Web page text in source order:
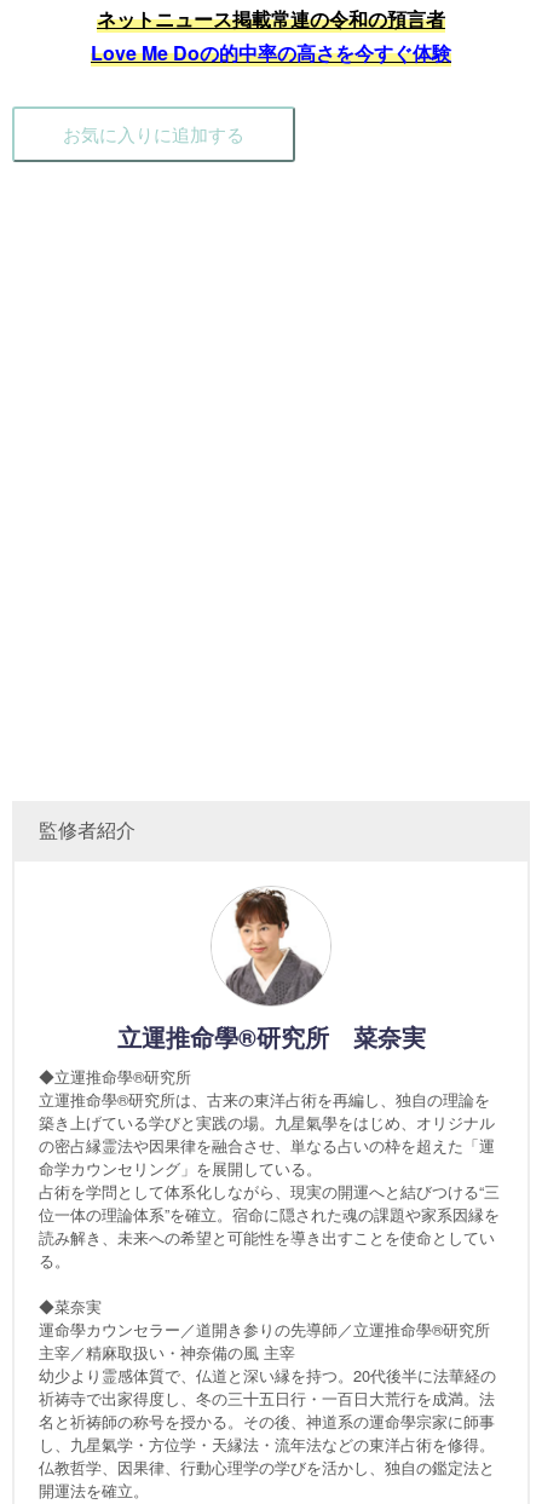
ネットニュース掲載常連の令和の預言者
Love Me Doの的中率の高さを今すぐ体験
お気に入りに追加する
監修者紹介
立運推命學®研究所 菜奈実
◆立運推命學®研究所
立運推命學®研究所は、古来の東洋占術を再編し、独自の理論を
築き上げている学びと実践の場。九星氣學をはじめ、オリジナル
の密占縁霊法や因果律を融合させ、単なる占いの枠を超えた「運
命学カウンセリング」を展開している。
占術を学問として体系化しながら、現実の開運へと結びつける“三
位一体の理論体系”を確立。宿命に隠された魂の課題や家系因縁を
読み解き、未来への希望と可能性を導き出すことを使命としてい
る。
◆菜奈実
運命學カウンセラー／道開き参りの先導師／立運推命學®研究所
主宰／精麻取扱い・神奈備の風 主宰
幼少より霊感体質で、仏道と深い縁を持つ。20代後半に法華経の
祈祷寺で出家得度し、冬の三十五日行・一百日大荒行を成満。法
名と祈祷師の称号を授かる。その後、神道系の運命學宗家に師事
し、九星氣学・方位学・天縁法・流年法などの東洋占術を修得。
仏教哲学、因果律、行動心理学の学びを活かし、独自の鑑定法と
開運法を確立。